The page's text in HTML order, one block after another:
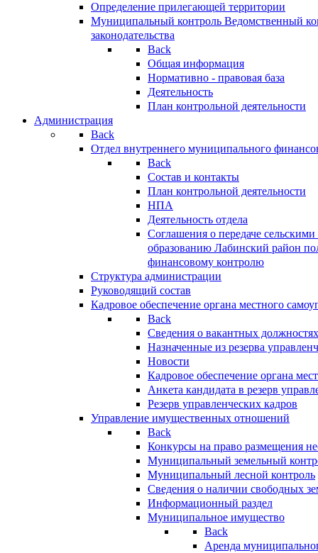
Определение прилегающей территории
Муниципальный контроль Ведомственный
законодательства
Back
Общая информация
Нормативно - правовая база
Деятельность
План контрольной деятельности
Администрация
Back
Отдел внутреннего муниципального
Back
Состав и контакты
План контрольной деятельности
НПА
Деятельность отдела
Соглашения о передаче
образованию Лабинский район
финансовому контролю
Структура администрации
Руководящий состав
Кадровое обеспечение органа местного
Back
Сведения о вакантных
Назначенные из резерва
Новости
Кадровое обеспечение органа
Анкета кандидата в резерв
Резерв управленческих кадров
Управление имущественных отношений
Back
Конкурсы на право размещения
Муниципальный земельный
Муниципальный лесной контроль
Сведения о наличии свободных
Информационный раздел
Муниципальное имущество
Back
Аренда